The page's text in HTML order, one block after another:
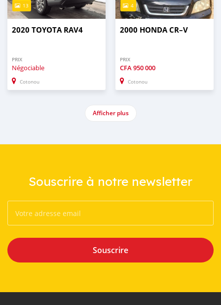
13
2020 TOYOTA RAV4
PRIX
Négociable
Cotonou
4
2000 HONDA CR–V
PRIX
CFA950 000
Cotonou
Afficher plus
Souscrire à notre newsletter
Souscrire